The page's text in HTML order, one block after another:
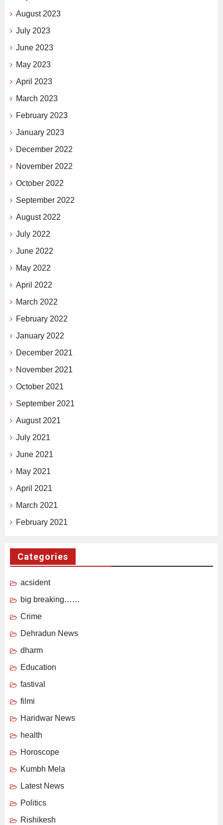
August 2023
July 2023
June 2023
May 2023
April 2023
March 2023
February 2023
January 2023
December 2022
November 2022
October 2022
September 2022
August 2022
July 2022
June 2022
May 2022
April 2022
March 2022
February 2022
January 2022
December 2021
November 2021
October 2021
September 2021
August 2021
July 2021
June 2021
May 2021
April 2021
March 2021
February 2021
Categories
acsident
big breaking……
Crime
Dehradun News
dharm
Education
fastival
filmi
Haridwar News
health
Horoscope
Kumbh Mela
Latest News
Politics
Rishikesh